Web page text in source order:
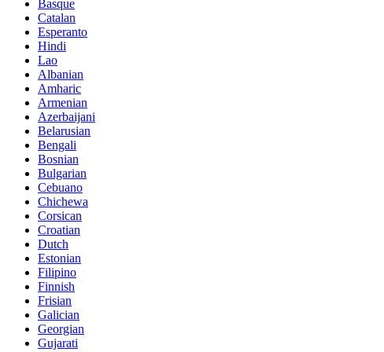
Basque
Catalan
Esperanto
Hindi
Lao
Albanian
Amharic
Armenian
Azerbaijani
Belarusian
Bengali
Bosnian
Bulgarian
Cebuano
Chichewa
Corsican
Croatian
Dutch
Estonian
Filipino
Finnish
Frisian
Galician
Georgian
Gujarati